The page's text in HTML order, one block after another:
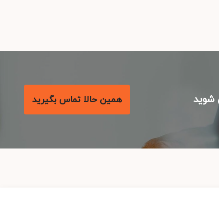
همین حالا تماس بگیرید